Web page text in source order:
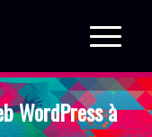
WordPress à